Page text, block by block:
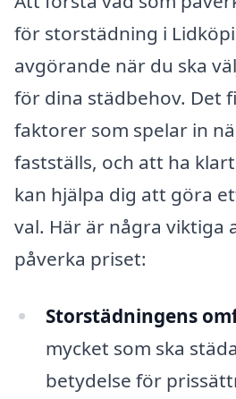
för storstädning i
avgörande när du ska
för dina städbehov. Det
faktorer som spelar in
fastställs, och att ha
kan hjälpa dig att göra
val. Här är några viktiga
påverka priset:
Storstädningens
mycket som ska
betydelse för